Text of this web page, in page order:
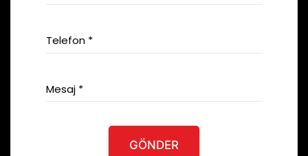
Telefon *
Mesaj *
GÖNDER